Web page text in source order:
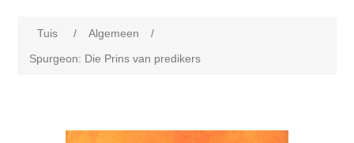
Tuis / Algemeen
/
Spurgeon: Die Prins van predikers